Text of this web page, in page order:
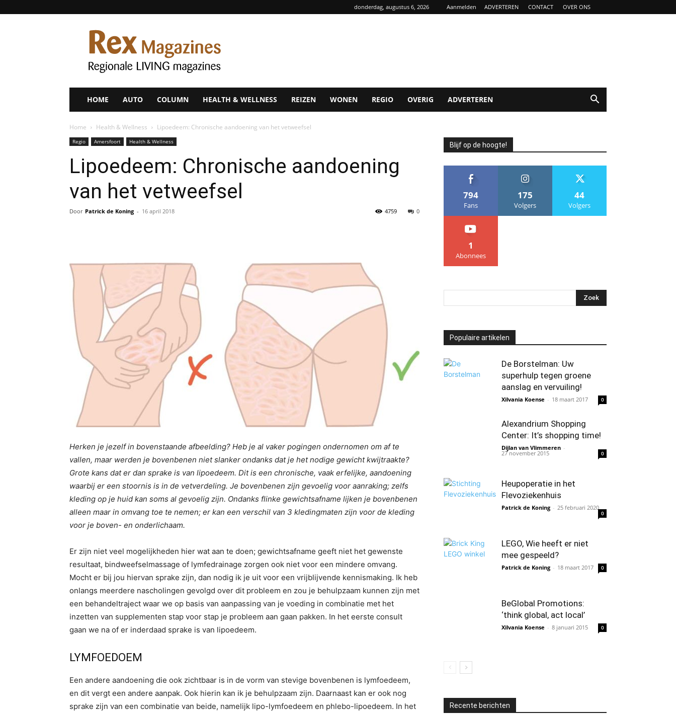
donderdag, augustus 6, 2026 Aanmelden ADVERTEREN CONTACT OVER ONS
Rex
Magazines
HOME AUTO COLUMN HEALTH & WELLNESS REIZEN WONEN REGIO OVERIG ADVERTEREN
Home Health & Wellness Lipoedeem: Chronische aandoening van het vetweefsel
Regio Amersfoort Health & Wellness
Lipoedeem: Chronische aandoening
van het vetweefsel
Door Patrick de Koning - 16 april 2018 0
4759
Herken je jezelf in bovenstaande afbeelding? Heb je al vaker pogingen ondernomen om af te
vallen, maar werden je bovenbenen niet slanker ondanks dat je het nodige gewicht kwijtraakte?
Grote kans dat er dan sprake is van lipoedeem. Dit is een chronische, vaak erfelijke, aandoening
waarbij er een stoornis is in de vetverdeling. Je bovenbenen zijn gevoelig voor aanraking; zelfs
kleding op je huid kan soms al gevoelig zijn. Ondanks flinke gewichtsafname lijken je bovenbenen
alleen maar in omvang toe te nemen; er kan een verschil van 3 kledingmaten zijn voor de kleding
voor je boven- en onderlichaam.
Er zijn niet veel mogelijkheden hier wat aan te doen; gewichtsafname geeft niet het gewenste
resultaat, bindweefselmassage of lymfedrainage zorgen ook niet voor een mindere omvang.
Mocht er bij jou hiervan sprake zijn, dan nodig ik je uit voor een vrijblijvende kennismaking. Ik heb
onlangs meerdere nascholingen gevolgd over dit probleem en zou je behulpzaam kunnen zijn met
een behandeltraject waar we op basis van aanpassing van je voeding in combinatie met het
inzetten van supplementen stap voor stap je probleem aan gaan pakken. In het eerste consult
gaan we na of er inderdaad sprake is van lipoedeem.
LYMFOEDOEM
Een andere aandoening die ook zichtbaar is in de vorm van stevige bovenbenen is lymfoedeem,
en dit vergt een andere aanpak. Ook hierin kan ik je behulpzaam zijn. Daarnaast kan er ook nog
sprake zijn van een combinatie van beide, namelijk lipo-lymfoedeem en phlebo-lipoedeem. In het
Blijf op de hoogte!
794
Fans
175
Volgers
44
Volgers
1
Abonnees
Populaire artikelen
De Borstelman: Uw
superhulp tegen groene
aanslag en vervuiling!
Xilvania Koense - 18 maart 2017 0
Alexandrium Shopping
Center: It’s shopping time!
Dijlan van Vlimmeren -
27 november 2015 0
Heupoperatie in het
Flevoziekenhuis
Patrick de Koning - 25 februari 2020
0
LEGO, Wie heeft er niet
mee gespeeld?
Patrick de Koning - 18 maart 2017 0
BeGlobal Promotions:
‘think global, act local’
Xilvania Koense - 8 januari 2015 0
Recente berichten